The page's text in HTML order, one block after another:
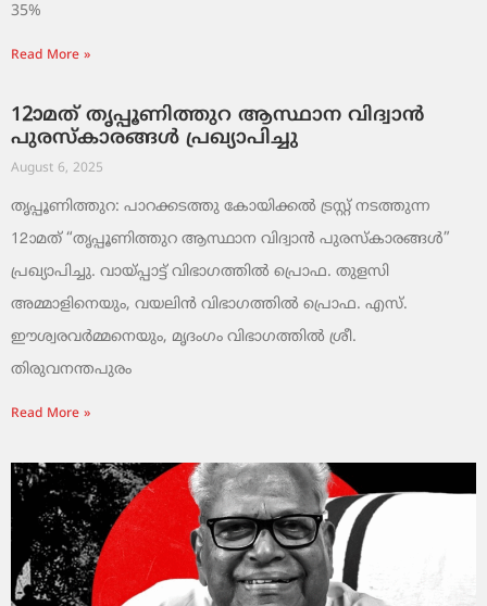
35%
Read More »
12ാമത് തൃപ്പൂണിത്തുറ ആസ്ഥാന വിദ്വാൻ
പുരസ്‌കാരങ്ങൾ പ്രഖ്യാപിച്ചു
August 6, 2025
തൃപ്പൂണിത്തുറ: പാറക്കടത്തു കോയിക്കൽ ട്രസ്റ്റ് നടത്തുന്ന
12ാമത് “തൃപ്പൂണിത്തുറ ആസ്ഥാന വിദ്വാൻ പുരസ്‌കാരങ്ങൾ”
പ്രഖ്യാപിച്ചു. വായ്‌പ്പാട്ട് വിഭാഗത്തിൽ പ്രൊഫ. തുളസി
അമ്മാളിനെയും, വയലിൻ വിഭാഗത്തിൽ പ്രൊഫ. എസ്.
ഈശ്വരവർമ്മനെയും, മൃദംഗം വിഭാഗത്തിൽ ശ്രീ.
തിരുവനന്തപുരം
Read More »